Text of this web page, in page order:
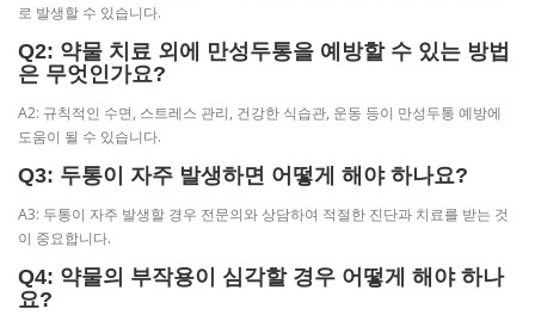
로 발생할 수 있습니다.
Q2: 약물 치료 외에 만성두통을 예방할 수 있는 방법
은 무엇인가요?
A2: 규칙적인 수면, 스트레스 관리, 건강한 식습관, 운동 등이 만성두통 예방에
도움이 될 수 있습니다.
Q3: 두통이 자주 발생하면 어떻게 해야 하나요?
A3: 두통이 자주 발생할 경우 전문의와 상담하여 적절한 진단과 치료를 받는 것
이 중요합니다.
Q4: 약물의 부작용이 심각할 경우 어떻게 해야 하나
요?